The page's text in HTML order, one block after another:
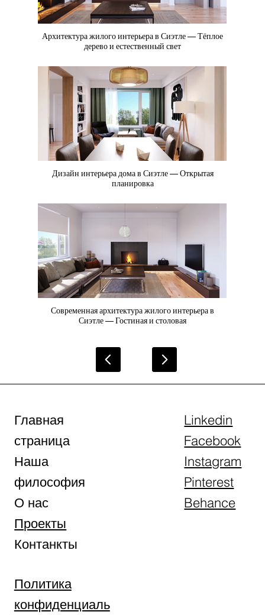
Архитектура жилого интерьера в Сиэтле — Тёплое
дерево и естественный свет
Дизайн интерьера дома в Сиэтле — Открытая
планировка
Современная архитектура жилого интерьера в
Сиэтле — Гостиная и столовая
Главная
страница
Наша
философия
О нас
Проекты
Контанкты
Linkedin
Facebook
Instagram
Pinterest
Behance
Политика
конфиденциаль